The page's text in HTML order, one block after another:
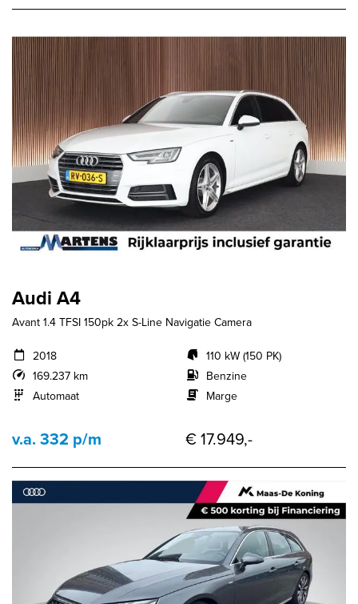
Audi A4
Avant 1.4 TFSI 150pk 2x S-Line Navigatie Camera
2018
169.237 km
Automaat
110 kW (150 PK)
Benzine
Marge
v.a. 332 p/m € 17.949,-